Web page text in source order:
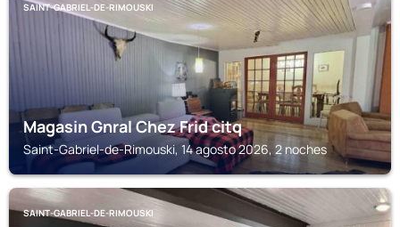
SAINT-GABRIEL-DE-RIMOUSKI
Magasin Gnral Chez Frid citq
Saint-Gabriel-de-Rimouski, 14 agosto 2026, 2 noches
SAINT-GABRIEL-DE-RIMOUSKI